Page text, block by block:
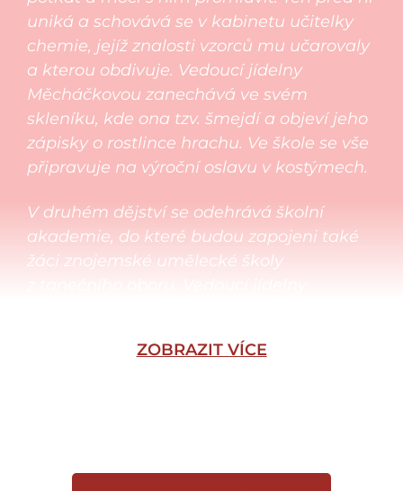
uniká a schovává se v kabinetu učitelky
chemie, jejíž znalosti vzorců mu učarovaly
a kterou obdivuje. Vedoucí jídelny
Měcháčkovou zanechává ve svém
skleníku, kde ona tzv. šmejdí a objeví jeho
zápisky o rostlince hrachu. Ve škole se vše
připravuje na výroční oslavu v kostýmech.
V druhém dějství se odehrává školní
akademie, do které budou zapojeni také
žáci znojemské umělecké školy
Jandla v jedné osobě.Spousta komických
současného alter ega Johanna Gregora
ZOBRAZIT VÍCE